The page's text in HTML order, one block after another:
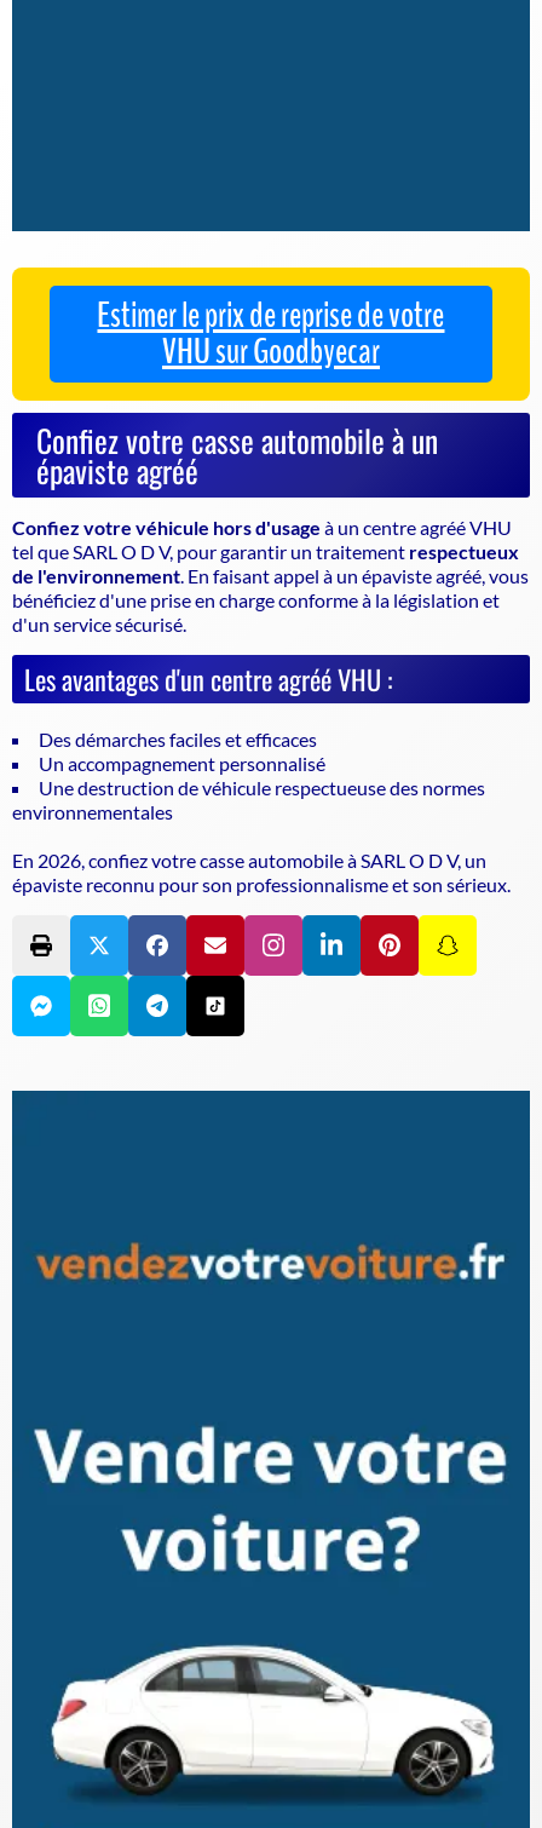
Estimer le prix de reprise de votre
VHU sur Goodbyecar
Confiez votre casse automobile à un
épaviste agréé
Confiez votre véhicule hors d'usage à un centre agréé VHU
tel que SARL O D V, pour garantir un traitement respectueux
de l'environnement . En faisant appel à un épaviste agréé, vous
bénéficiez d'une prise en charge conforme à la législation et
d'un service sécurisé.
Les avantages d'un centre agréé VHU :
Des démarches faciles et efficaces
Un accompagnement personnalisé
Une destruction de véhicule respectueuse des normes
environnementales
En 2026, confiez votre casse automobile à SARL O D V, un
épaviste reconnu pour son professionnalisme et son sérieux.